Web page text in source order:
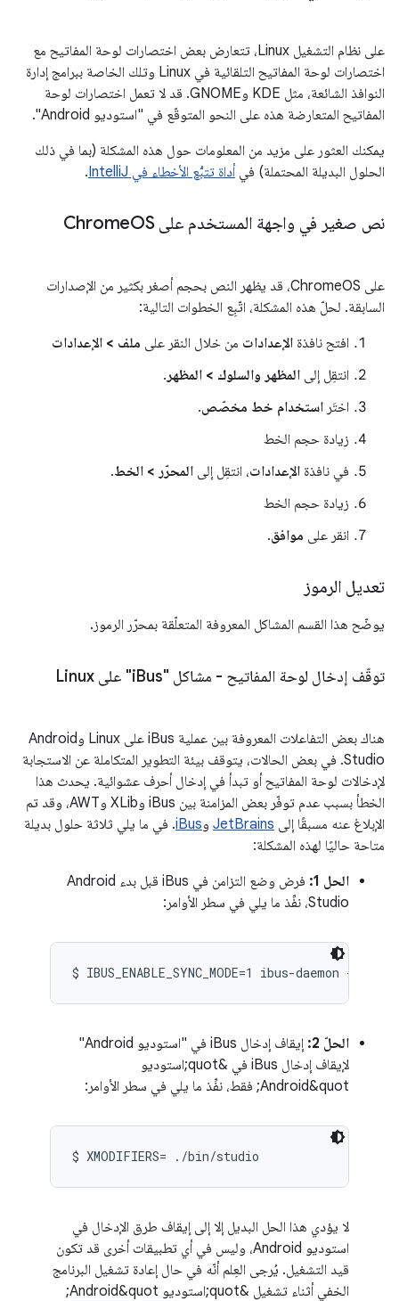
على نظام التشغيل Linux، تتعارض بعض اختصارات لوحة المفاتيح مع
اختصارات لوحة المفاتيح التلقائية في Linux وتلك الخاصة ببرامج إدارة
النوافذ الشائعة، مثل KDE وGNOME. قد لا تعمل اختصارات لوحة
المفاتيح المتعارضة هذه على النحو المتوقّع في "استوديو Android".
يمكنك العثور على مزيد من المعلومات حول هذه المشكلة (بما في ذلك
الحلول البديلة المحتملة) فيأداة تتبُّع الأخطاء في IntelliJ .
نص صغير في واجهة المستخدم على ChromeOS
على ChromeOS، قد يظهر النص بحجم أصغر بكثير من الإصدارات
السابقة. لحلّ هذه المشكلة، اتّبِع الخطوات التالية:
افتح نافذة الإعدادات من خلال النقر على ملف > الإعدادات
انتقِل إلى المظهر والسلوك > المظهر .
اختَر استخدام خط مخصّص.
زيادة حجم الخط
في نافذة الإعدادات، انتقِل إلى المحرّر > الخط.
زيادة حجم الخط
انقر على موافق.
تعديل الرموز
يوضّح هذا القسم المشاكل المعروفة المتعلّقة بمحرّر الرموز.
توقّف إدخال لوحة المفاتيح - مشاكل "iBus" على Linux
هناك بعض التفاعلات المعروفة بين عملية iBus على Linux وAndroid
Studio. في بعض الحالات، يتوقف بيئة التطوير المتكاملة عن الاستجابة
لإدخالات لوحة المفاتيح أو تبدأ في إدخال أحرف عشوائية. يحدث هذا
الخطأ بسبب عدم توفّر بعض المزامنة بين iBus وXLib وAWT، وقد تم
الإبلاغ عنه مسبقًا إلى JetBrains وiBus. في ما يلي ثلاثة حلول بديلة
متاحة حاليًا لهذه المشكلة:
الحل 1:
فرض وضع التزامن في iBus قبل بدء Android
Studio، نفِّذ ما يلي في سطر الأوامر:
$ IBUS_ENABLE_SYNC_MODE=1 ibus-daemon -xrd
الحلّ 2:
إيقاف إدخال iBus في "استوديو Android"
لإيقاف إدخال iBus في &quot;استوديو
Android&quot; فقط، نفِّذ ما يلي في سطر الأوامر:
$ XMODIFIERS= ./bin/studio
لا يؤدي هذا الحل البديل إلا إلى إيقاف طرق الإدخال في
استوديو Android، وليس في أي تطبيقات أخرى قد تكون
قيد التشغيل. يُرجى العِلم أنّه في حال إعادة تشغيل البرنامج
الخفي أثناء تشغيل &quot;استوديو Android&quot;